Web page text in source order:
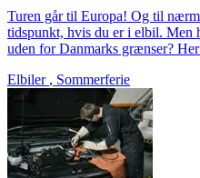
Turen går til Europa! Og til
tidspunkt, hvis du er i elbil. Men
uden for Danmarks grænser?
Elbiler , Sommerferie